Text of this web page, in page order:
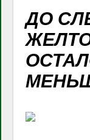
ДО